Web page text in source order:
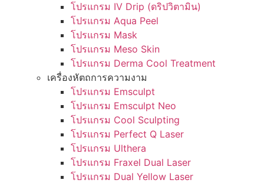
โปรแกรม IV Drip (ดริปวิตามิน)
โปรแกรม Aqua Peel
โปรแกรม Mask
โปรแกรม Meso Skin
โปรแกรม Derma Cool Treatment
เครื่องหัตถการความงาม
โปรแกรม Emsculpt
โปรแกรม Emsculpt Neo
โปรแกรม Cool Sculpting
โปรแกรม Perfect Q Laser
โปรแกรม Ulthera
โปรแกรม Fraxel Dual Laser
โปรแกรม Dual Yellow Laser